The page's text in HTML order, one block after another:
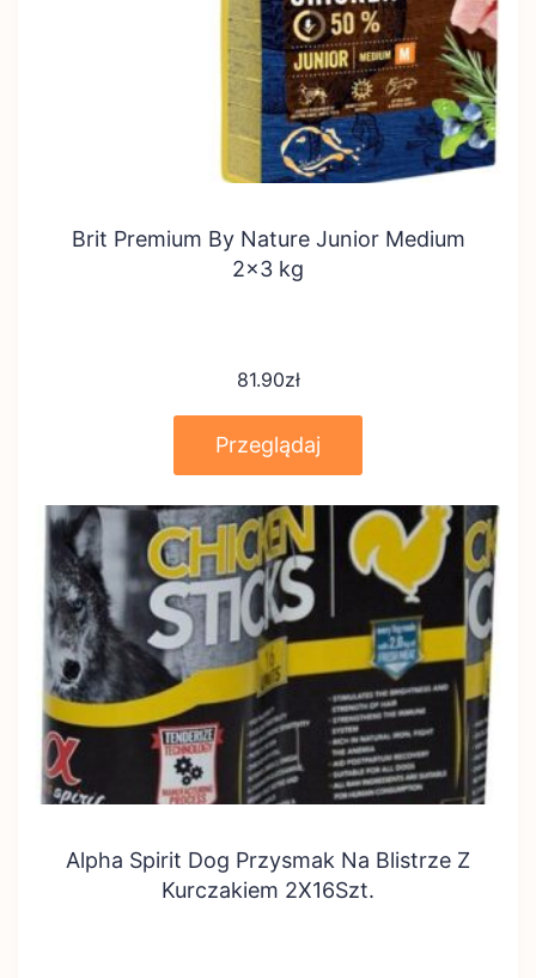
Brit Premium By Nature Junior Medium
2×3 kg
81.90zł
Przeglądaj
Alpha Spirit Dog Przysmak Na Blistrze Z
Kurczakiem 2X16Szt.